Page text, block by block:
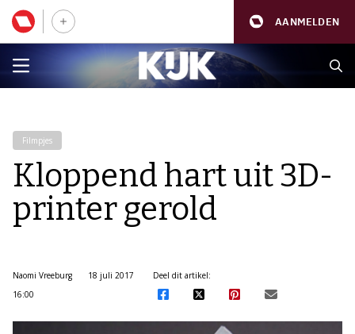
AANMELDEN
Filmpjes
Kloppend hart uit 3D-
printer gerold
Naomi Vreeburg
18 juli 2017
16:00
Deel dit artikel: